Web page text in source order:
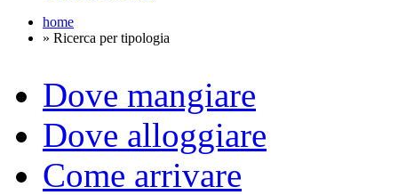
home
» Ricerca per tipologia
Dove mangiare
Dove alloggiare
Come arrivare